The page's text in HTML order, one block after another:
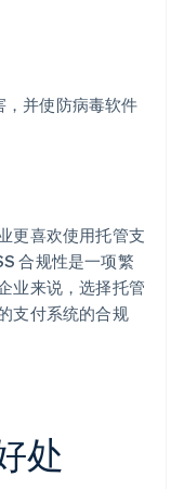
并使防病毒软件
更喜欢使用托管支
合规性是一项繁
业来说，选择托管
支付系统的合规
处